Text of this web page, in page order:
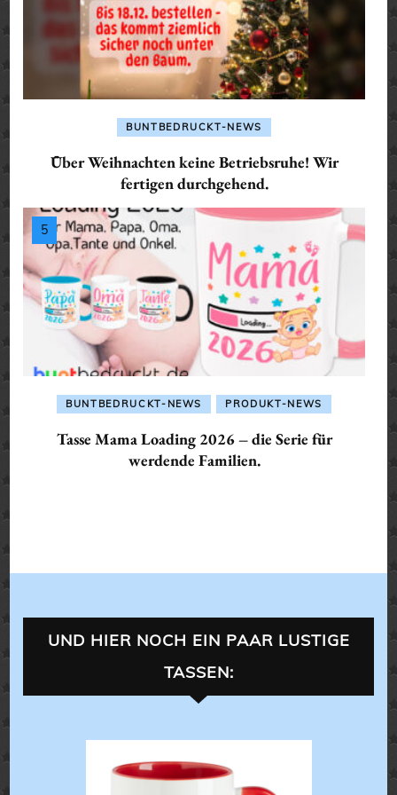
BUNTBEDRUCKT-NEWS
Über Weihnachten keine Betriebsruhe! Wir
fertigen durchgehend.
BUNTBEDRUCKT-NEWS PRODUKT-NEWS
Tasse Mama Loading 2026 – die Serie für
werdende Familien.
UND HIER NOCH EIN PAAR LUSTIGE
TASSEN: